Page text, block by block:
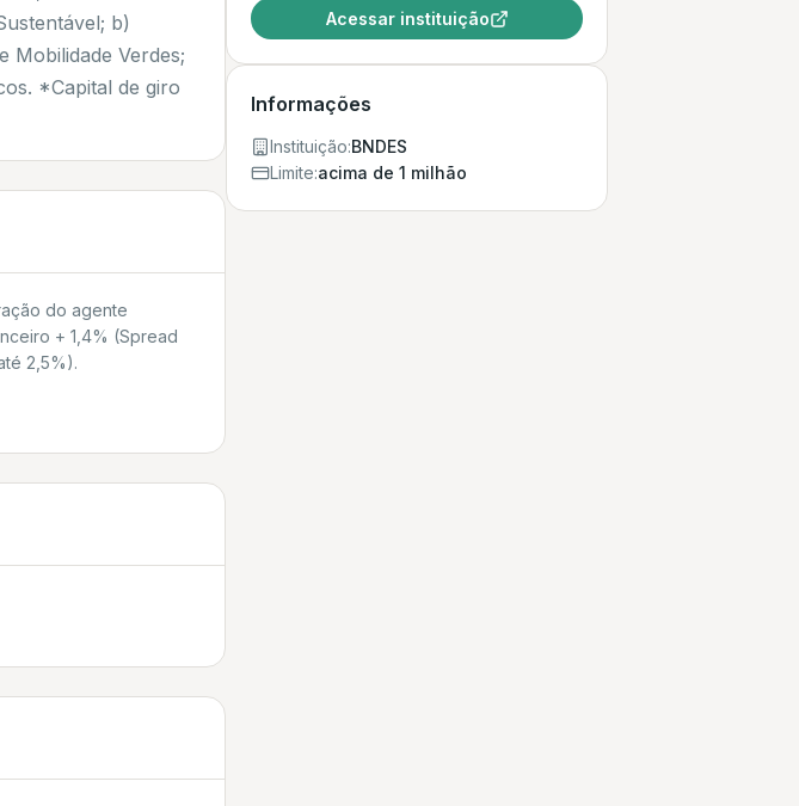
b)
Mobilidade Verdes;
*Capital de giro
do agente
+ 1,4% (Spread
2,5%).
Acessar instituição
Informações
Instituição:BNDES
Limite:acima de 1 milhão